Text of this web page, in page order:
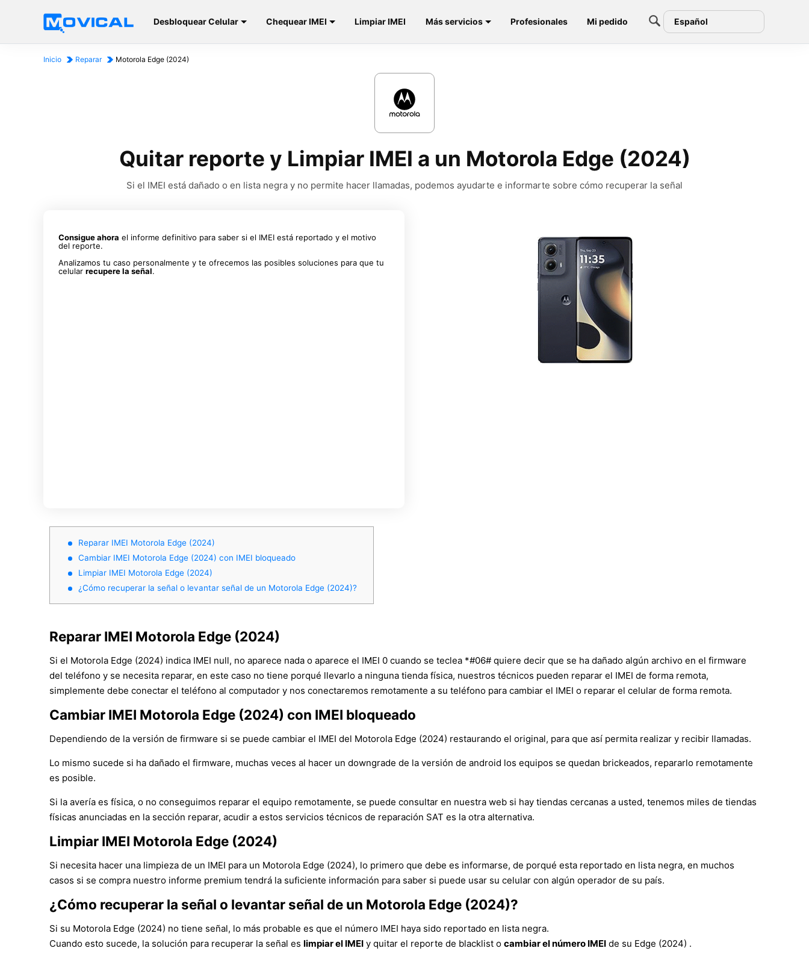
Desbloquear Celular Chequear IMEI Limpiar IMEI Más servicios Profesionales Mi pedido Español
Inicio Reparar Motorola Edge (2024)
Quitar reporte y Limpiar IMEI a un Motorola Edge (2024)
Si el IMEI está dañado o en lista negra y no permite hacer llamadas, podemos ayudarte e informarte sobre cómo recuperar la señal
Consigue ahora el informe definitivo para saber si el IMEI está reportado y el motivo
del reporte.
Analizamos tu caso personalmente y te ofrecemos las posibles soluciones para que tu
celular recupere la señal.
Reparar IMEI Motorola Edge (2024)
Cambiar IMEI Motorola Edge (2024) con IMEI bloqueado
Limpiar IMEI Motorola Edge (2024)
¿Cómo recuperar la señal o levantar señal de un Motorola Edge (2024)?
Reparar IMEI Motorola Edge (2024)
Si el Motorola Edge (2024) indica IMEI null, no aparece nada o aparece el IMEI 0 cuando se teclea *#06# quiere decir que se ha dañado algún archivo en el firmware
del teléfono y se necesita reparar, en este caso no tiene porqué llevarlo a ninguna tienda física, nuestros técnicos pueden reparar el IMEI de forma remota,
simplemente debe conectar el teléfono al computador y nos conectaremos remotamente a su teléfono para cambiar el IMEI o reparar el celular de forma remota.
Cambiar IMEI Motorola Edge (2024) con IMEI bloqueado
Dependiendo de la versión de firmware si se puede cambiar el IMEI del Motorola Edge (2024) restaurando el original, para que así permita realizar y recibir llamadas.
Lo mismo sucede si ha dañado el firmware, muchas veces al hacer un downgrade de la versión de android los equipos se quedan brickeados, repararlo remotamente
es posible.
Si la avería es física, o no conseguimos reparar el equipo remotamente, se puede consultar en nuestra web si hay tiendas cercanas a usted, tenemos miles de tiendas
físicas anunciadas en la sección reparar, acudir a estos servicios técnicos de reparación SAT es la otra alternativa.
Limpiar IMEI Motorola Edge (2024)
Si necesita hacer una limpieza de un IMEI para un Motorola Edge (2024), lo primero que debe es informarse, de porqué esta reportado en lista negra, en muchos
casos si se compra nuestro informe premium tendrá la suficiente información para saber si puede usar su celular con algún operador de su país.
¿Cómo recuperar la señal o levantar señal de un Motorola Edge (2024)?
Si su Motorola Edge (2024) no tiene señal, lo más probable es que el número IMEI haya sido reportado en lista negra.
Cuando esto sucede, la solución para recuperar la señal es limpiar el IMEI y quitar el reporte de blacklist o cambiar el número IMEI de su Edge (2024) .